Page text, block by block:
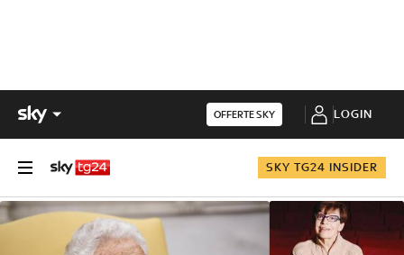
OFFERTE SKY LOGIN
SKY TG24 INSIDER